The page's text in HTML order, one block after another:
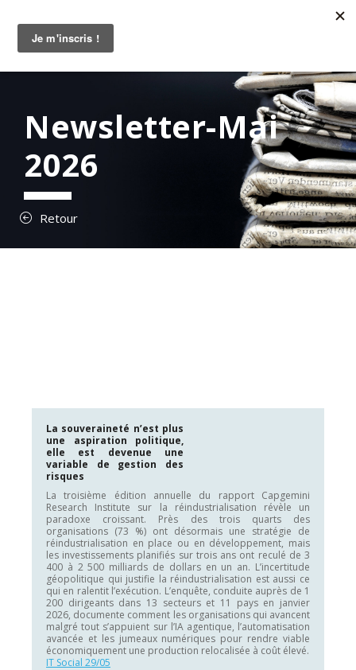
Newsletter-Mai
2026
Retour
La souveraineté n’est plus
une aspiration politique,
elle est devenue une
variable de gestion des
risques
La troisième édition annuelle du rapport Capgemini
Research Institute sur la réindustrialisation révèle un
paradoxe croissant. Près des trois quarts des
organisations (73 %) ont désormais une stratégie de
réindustrialisation en place ou en développement, mais
les investissements planifiés sur trois ans ont reculé de 3
400 à 2 500 milliards de dollars en un an. L’incertitude
géopolitique qui justifie la réindustrialisation est aussi ce
qui en ralentit l’exécution. L’enquête, conduite auprès de 1
200 dirigeants dans 13 secteurs et 11 pays en janvier
2026, documente comment les organisations qui avancent
malgré tout s’appuient sur l’IA agentique, l’automatisation
avancée et les jumeaux numériques pour rendre viable
économiquement une production relocalisée à coût élevé.
IT Social 29/05